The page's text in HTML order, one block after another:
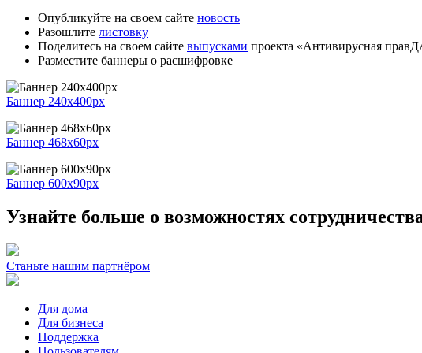
Опубликуйте на своем сайте новость
Разошлите листовку
Поделитесь на своем сайте выпусками проекта «Антивирусная
Разместите баннеры о расшифровке
Баннер 240x400px
Баннер 468x60px
Баннер 600x90px
Узнайте больше о возможностях
Станьте нашим партнёром
Для дома
Для бизнеса
Поддержка